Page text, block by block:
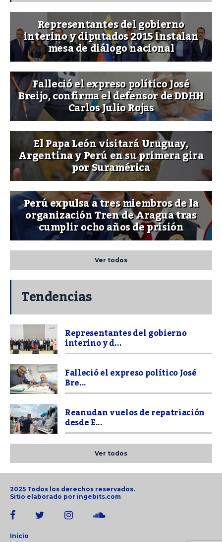
Representantes del gobierno
interino y diputados 2015 instalan
mesa de diálogo nacional
Falleció el expreso político José
Breijo, confirma el defensor de DDHH
Carlos Julio Rojas
El Papa León visitará Uruguay,
Argentina y Perú en su primera gira
por Suramérica
Perú expulsa a tres miembros de la
organización Tren de Aragua tras
cumplir ocho años de prisión
Ver todos
Tendencias
Representantes del gobierno
interino y d...
Falleció el expreso político José
Bre...
Reanudan vuelos de repatriación
desde E...
Ver todos
2025 Todos los derechos reservados.
Sitio elaborado por ingebits.com
Inicio